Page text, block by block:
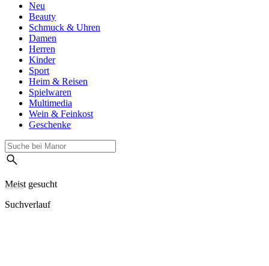
Neu
Beauty
Schmuck & Uhren
Damen
Herren
Kinder
Sport
Heim & Reisen
Spielwaren
Multimedia
Wein & Feinkost
Geschenke
Meist gesucht
Suchverlauf